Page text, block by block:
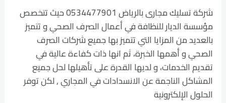
شركة تسليك مجارى بالرياض 0534477901 حيث تتخصص
مؤسسة الديار للنظافة في أعمال الصرف الصحي و تتميز
بالعديد من المزايا التي تتميز بها جميع شركات الصرف
الصحي و أهمها الخبرة، ثم انها ذات كفاءة عالية في
تقديم الخدمات، و لديها القدرة على تأهيلها لحل جميع
المشاكل الناجمة عن الانسدادات في المجاري , لكن توفر
الحلول الإلكترونية